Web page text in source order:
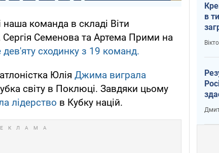
наша команда в складі Віти
Семенова та Артема Прими на
сходинку з 19 команд.
Юлія Джима виграла
світу в Поклюці. Завдяки цьому
лідерство в Кубку націй.
в